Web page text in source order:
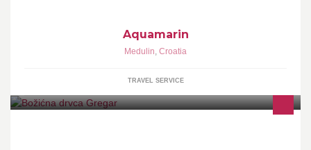
Aquamarin
Medulin, Croatia
TRAVEL SERVICE